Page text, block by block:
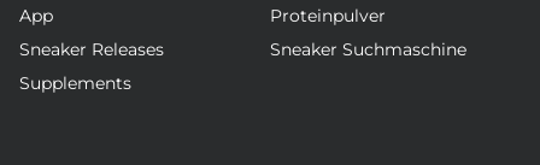
App
Proteinpulver
Sneaker Releases
Sneaker Suchmaschine
Supplements